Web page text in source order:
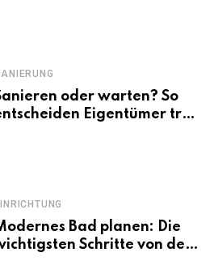
oder warten? So
Eigentümer trotz
Bad planen: Die
Schritte von der